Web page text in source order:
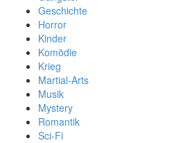
Geschichte
Horror
Kinder
Komödie
Krieg
Martial-Arts
Musik
Mystery
Romantik
Sci-Fi